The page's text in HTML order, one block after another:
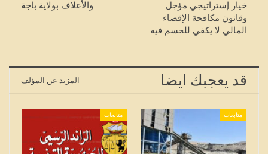
خيار إستراتيجي مؤجل
وقانون مكافحة الإقصاء
المالي لا يكفي للحسم فيه
والأعلاف بولاية باجة
قد يعجبك ايضا المزيد عن المؤلف
متابعات متابعات